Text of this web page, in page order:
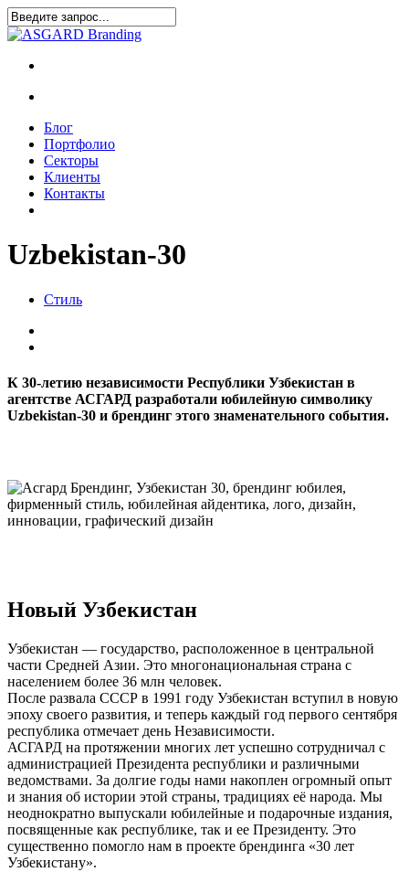
Блог
Портфолио
Секторы
Клиенты
Контакты
Uzbekistan-30
Стиль
К 30-летию независимости Республики Узбекистан в
агентстве АСГАРД разработали юбилейную символику
Uzbekistan-30 и брендинг этого знаменательного события.
Новый Узбекистан
Узбекистан — государство, расположенное в центральной
части Средней Азии. Это многонациональная страна с
населением более 36 млн человек.
После развала СССР в 1991 году Узбекистан вступил в новую
эпоху своего развития, и теперь каждый год первого сентября
республика отмечает день Независимости.
АСГАРД на протяжении многих лет успешно сотрудничал с
администрацией Президента республики и различными
ведомствами. За долгие годы нами накоплен огромный опыт
и знания об истории этой страны, традициях её народа. Мы
неоднократно выпускали юбилейные и подарочные издания,
посвященные как республике, так и ее Президенту. Это
существенно помогло нам в проекте брендинга «30 лет
Узбекистану».